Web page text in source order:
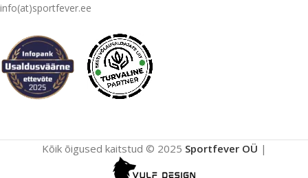
info(at)sportfever.ee
Kõik õigused kaitstud © 2025 Sportfever OÜ |